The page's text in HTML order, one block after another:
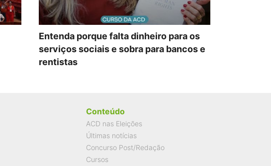
Entenda porque falta dinheiro para os
serviços sociais e sobra para bancos e
rentistas
Conteúdo
ACD nas Eleições
Últimas notícias
Concurso Post/Redação
Cursos